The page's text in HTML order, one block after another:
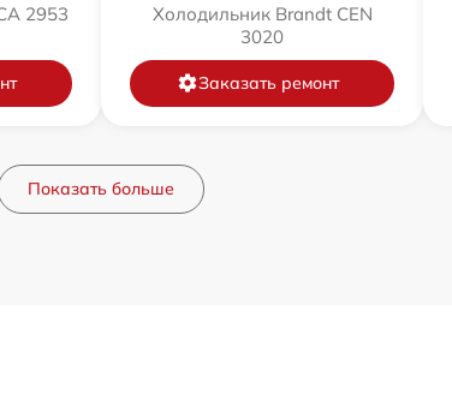
2953
Холодильник Brandt CEN
3020
Заказать ремонт
Показать больше